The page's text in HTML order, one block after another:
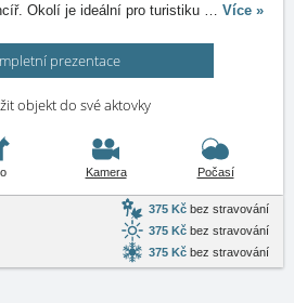
Okolí je ideální pro turistiku … Více »
prezentace
objekt do své aktovky
Kamera Počasí
375 Kč bez stravování
375 Kč bez stravování
375 Kč bez stravování